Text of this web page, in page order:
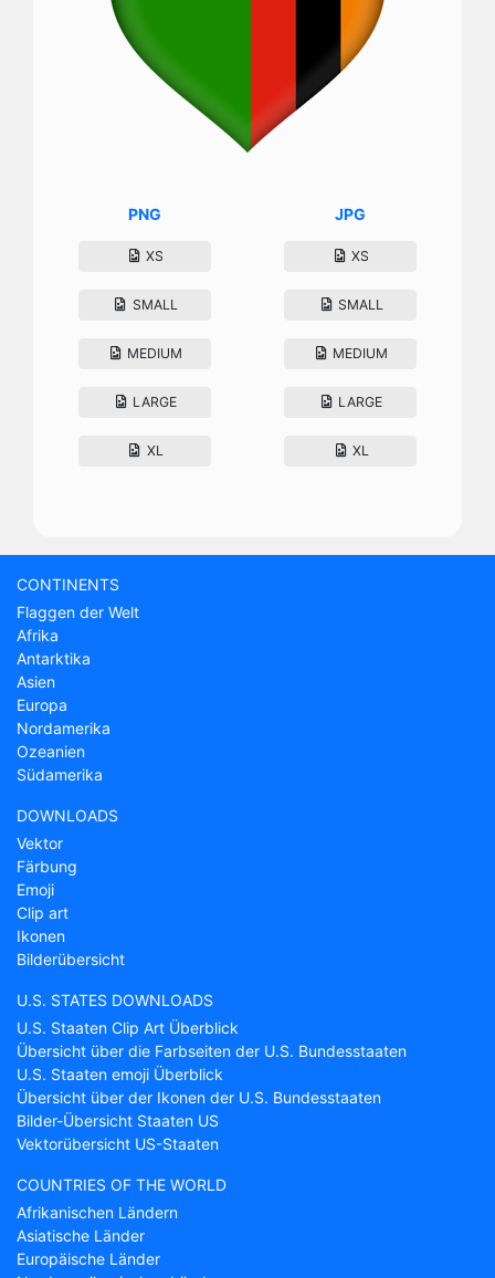
PNG
XS
SMALL
MEDIUM
LARGE
XL
JPG
XS
SMALL
MEDIUM
LARGE
XL
CONTINENTS
Flaggen der Welt
Afrika
Antarktika
Asien
Europa
Nordamerika
Ozeanien
Südamerika
DOWNLOADS
Vektor
Färbung
Emoji
Clip art
Ikonen
Bilderübersicht
U.S. STATES DOWNLOADS
U.S. Staaten Clip Art Überblick
Übersicht über die Farbseiten der U.S. Bundesstaaten
U.S. Staaten emoji Überblick
Übersicht über der Ikonen der U.S. Bundesstaaten
Bilder-Übersicht Staaten US
Vektorübersicht US-Staaten
COUNTRIES OF THE WORLD
Afrikanischen Ländern
Asiatische Länder
Europäische Länder